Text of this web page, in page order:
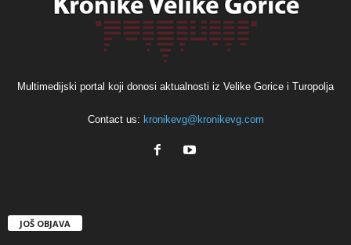
Multimedijski portal koji donosi aktualnosti iz Velike Gorice i Turopolja
Contact us: kronikevg@kronikevg.com
JOŠ OBJAVA